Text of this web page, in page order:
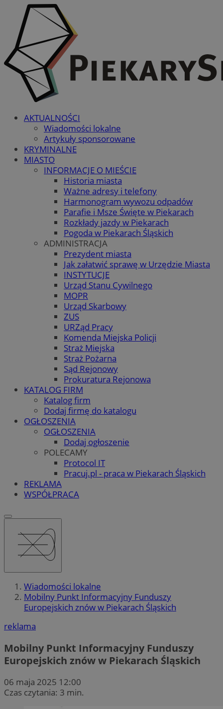
AKTUALNOŚCI
Wiadomości lokalne
Artykuły sponsorowane
KRYMINALNE
MIASTO
INFORMACJE O MIEŚCIE
Historia miasta
Ważne adresy i telefony
Harmonogram wywozu odpadów
Parafie i Msze Święte w Piekarach
Rozkłady jazdy w Piekarach
Pogoda w Piekarach Śląskich
ADMINISTRACJA
Prezydent miasta
Jak załatwić sprawę w Urzędzie Miasta
INSTYTUCJE
Urząd Stanu Cywilnego
MOPR
Urząd Skarbowy
ZUS
URZąd Pracy
Komenda Miejska Policji
Straż Miejska
Straż Pożarna
Sąd Rejonowy
Prokuratura Rejonowa
KATALOG FIRM
Katalog firm
Dodaj firmę do katalogu
OGŁOSZENIA
OGŁOSZENIA
Dodaj ogłoszenie
POLECAMY
Protocol IT
Pracuj.pl - praca w Piekarach Śląskich
REKLAMA
WSPÓŁPRACA
Wiadomości lokalne
Mobilny Punkt Informacyjny Funduszy
Europejskich znów w Piekarach Śląskich
reklama
Mobilny Punkt Informacyjny Funduszy
Europejskich znów w Piekarach Śląskich
06 maja 2025 12:00
Czas czytania: 3 min.